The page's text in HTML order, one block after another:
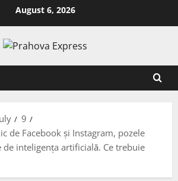
August 6, 2026
9
de Facebook și Instagram, pozele
inteligența artificială. Ce trebuie